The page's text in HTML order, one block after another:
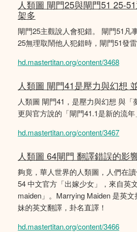
人類圖 閘門25與閘門51 25-
架多
閘門25主觀說人會犯錯。 閘門51凡
25無理取鬧他人犯錯時，閘門51發雷
hd.mastertitan.org/content/3468
人類圖 閘門41是壓力與幻想
人類圖 閘門41，是壓力與幻想 與「
更與官方說的「閘門41.1是新的流年
hd.mastertitan.org/content/3467
人類圖 64閘門 翻譯錯誤的影
夠竟，華人世界的人類圖，人們在
54 中文官方「出嫁少女」，來自英
maiden」。Marrying Maiden 是英
妹的英文翻譯，卦名直譯！
hd.mastertitan.org/content/3466